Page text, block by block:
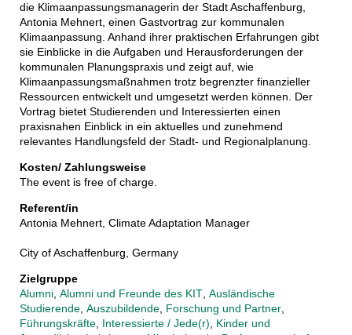
die Klimaanpassungsmanagerin der Stadt Aschaffenburg,
Antonia Mehnert, einen Gastvortrag zur kommunalen
Klimaanpassung. Anhand ihrer praktischen Erfahrungen gibt
sie Einblicke in die Aufgaben und Herausforderungen der
kommunalen Planungspraxis und zeigt auf, wie
Klimaanpassungsmaßnahmen trotz begrenzter finanzieller
Ressourcen entwickelt und umgesetzt werden können. Der
Vortrag bietet Studierenden und Interessierten einen
praxisnahen Einblick in ein aktuelles und zunehmend
relevantes Handlungsfeld der Stadt- und Regionalplanung.
Kosten/ Zahlungsweise
The event is free of charge.
Referent/in
Antonia Mehnert, Climate Adaptation Manager
City of Aschaffenburg, Germany
Zielgruppe
Alumni, Alumni und Freunde des KIT, Ausländische
Studierende, Auszubildende, Forschung und Partner,
Führungskräfte, Interessierte / Jede(r)
Kinder und